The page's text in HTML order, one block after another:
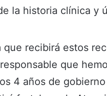
la historia clínica y
que recibirá estos
que
4 años de